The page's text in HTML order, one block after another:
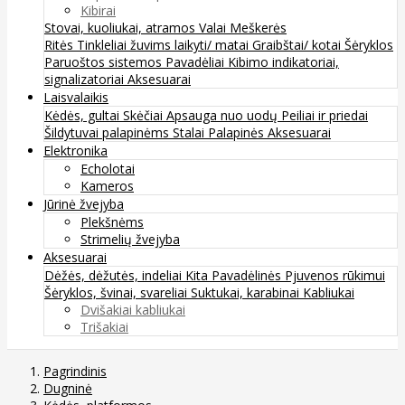
Kibirai
Stovai, kuoliukai, atramos Valai Meškerės
Ritės Tinkleliai žuvims laikyti/ matai Graibštai/ kotai Šėryklos
Paruoštos sistemos Pavadėliai Kibimo indikatoriai,
signalizatoriai Aksesuarai
Laisvalaikis
Kėdės, gultai Skėčiai Apsauga nuo uodų Peiliai ir priedai
Šildytuvai palapinėms Stalai Palapinės Aksesuarai
Elektronika
Echolotai
Kameros
Jūrinė žvejyba
Plekšnėms
Strimelių žvejyba
Aksesuarai
Dėžės, dėžutės, indeliai Kita Pavadėlinės Pjuvenos rūkimui
Šėryklos, švinai, svareliai Suktukai, karabinai Kabliukai
Dvišakiai kabliukai
Trišakiai
Pagrindinis
Dugninė